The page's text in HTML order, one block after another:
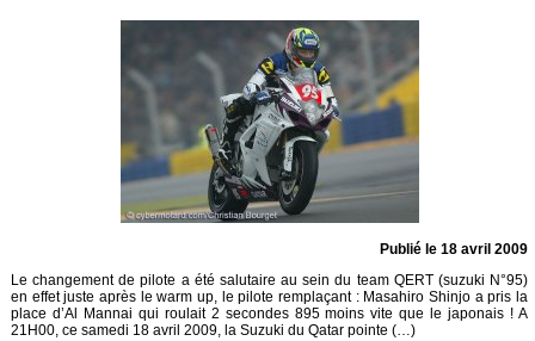
Publié le 18 avril 2009
Le changement de pilote a été salutaire au sein du team QERT (suzuki N°95)
en effet juste après le warm up, le pilote remplaçant : Masahiro Shinjo a pris la
place d’Al Mannai qui roulait 2 secondes 895 moins vite que le japonais ! A
21H00, ce samedi 18 avril 2009, la Suzuki du Qatar pointe (…)